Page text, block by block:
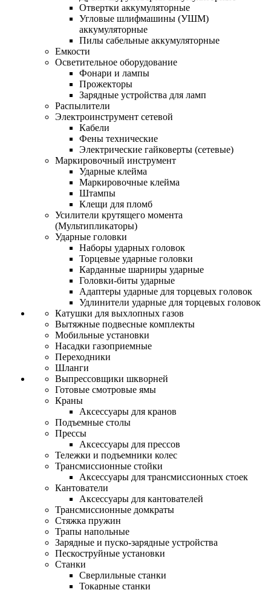
Отвертки аккумуляторные
Угловые шлифмашины (УШМ)
аккумуляторные
Пилы сабельные аккумуляторные
Емкости
Осветительное оборудование
Фонари и лампы
Прожекторы
Зарядные устройства для ламп
Распылители
Электроинструмент сетевой
Кабели
Фены технические
Электрические гайковерты (сетевые)
Маркировочный инструмент
Ударные клейма
Маркировочные клейма
Штампы
Клещи для пломб
Усилители крутящего момента
(Мультипликаторы)
Ударные головки
Наборы ударных головок
Торцевые ударные головки
Карданные шарниры ударные
Головки-биты ударные
Адаптеры ударные для торцевых головок
Удлинители ударные для торцевых головок
Катушки для выхлопных газов
Вытяжные подвесные комплекты
Мобильные установки
Насадки газоприемные
Переходники
Шланги
Выпрессовщики шкворней
Готовые смотровые ямы
Краны
Аксессуары для кранов
Подъемные столы
Прессы
Аксессуары для прессов
Тележки и подъемники колес
Трансмиссионные стойки
Аксессуары для трансмиссионных стоек
Кантователи
Аксессуары для кантователей
Трансмиссионные домкраты
Стяжка пружин
Трапы напольные
Зарядные и пуско-зарядные устройства
Пескоструйные установки
Станки
Сверлильные станки
Токарные станки